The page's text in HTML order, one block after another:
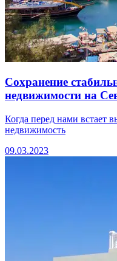
Сохранение
недвижимости на
Когда перед нами встает
недвижимость
09.03.2023